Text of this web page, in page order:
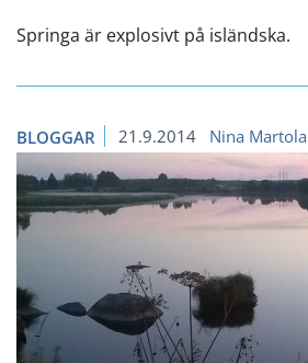
Springa är explosivt på isländska.
BLOGGAR 21.9.2014 Nina Martola